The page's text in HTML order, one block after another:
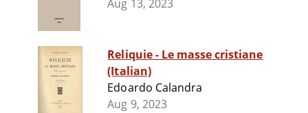
Aug 13, 2023
Reliquie - Le masse cristiane
(Italian)
Edoardo Calandra
Aug 9, 2023